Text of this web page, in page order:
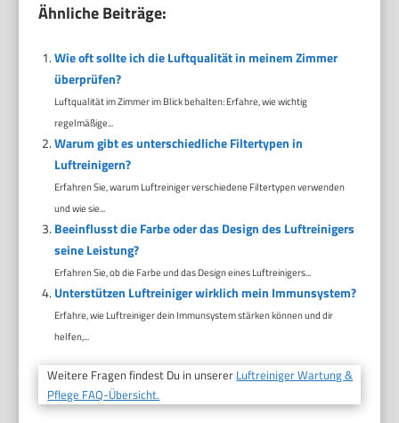
Ähnliche Beiträge:
Wie oft sollte ich die Luftqualität in meinem Zimmer
überprüfen?
Luftqualität im Zimmer im Blick behalten: Erfahre, wie wichtig
regelmäßige...
Warum gibt es unterschiedliche Filtertypen in
Luftreinigern?
Erfahren Sie, warum Luftreiniger verschiedene Filtertypen verwenden
und wie sie...
Beeinflusst die Farbe oder das Design des Luftreinigers
seine Leistung?
Erfahren Sie, ob die Farbe und das Design eines Luftreinigers...
Unterstützen Luftreiniger wirklich mein Immunsystem?
Erfahre, wie Luftreiniger dein Immunsystem stärken können und dir
helfen,...
Weitere Fragen findest Du in unserer Luftreiniger Wartung &
Pflege FAQ-Übersicht.